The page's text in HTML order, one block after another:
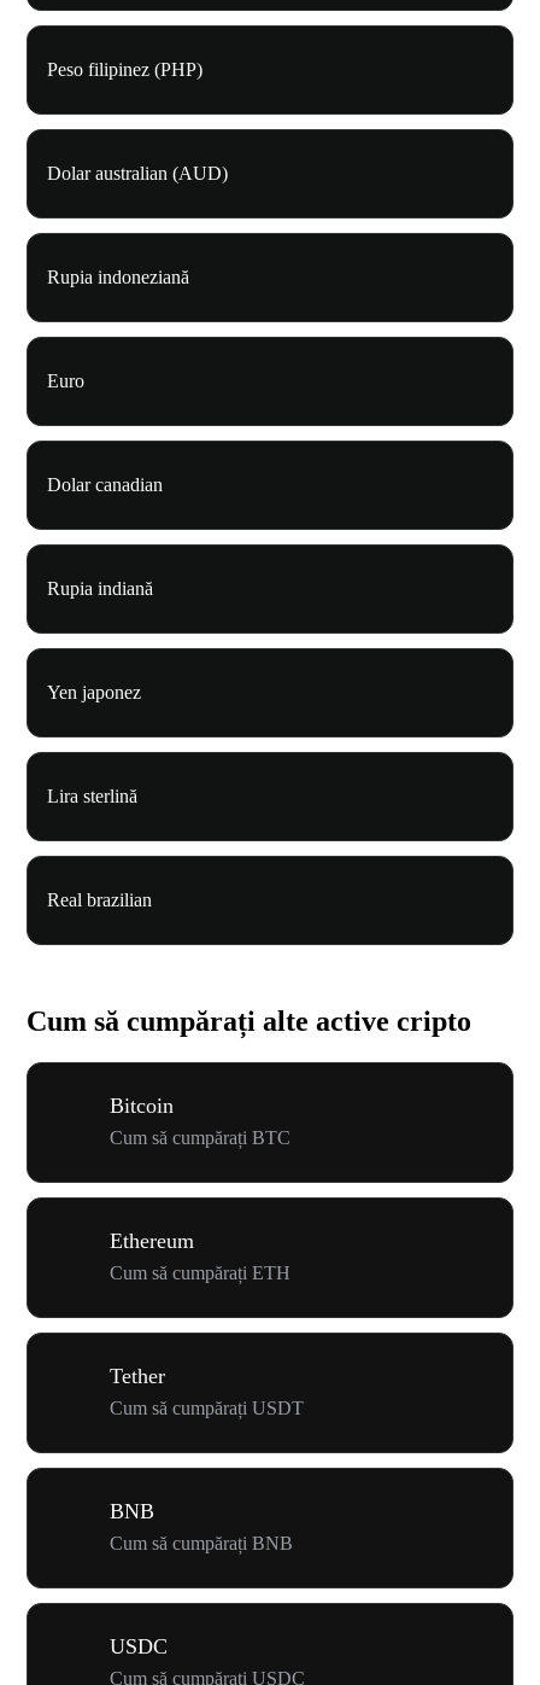
Peso filipinez (PHP)
Dolar australian (AUD)
Rupia indoneziană
Euro
Dolar canadian
Rupia indiană
Yen japonez
Lira sterlină
Real brazilian
Cum să cumpărați alte active cripto
Bitcoin
Cum să cumpărați BTC
Ethereum
Cum să cumpărați ETH
Tether
Cum să cumpărați USDT
BNB
Cum să cumpărați BNB
USDC
Cum să cumpărați USDC